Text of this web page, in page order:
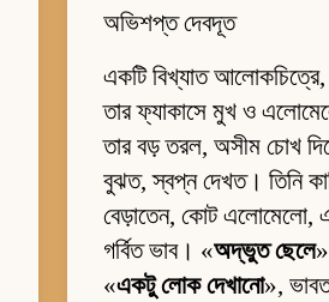
অভিশপ্ত দেবদূত
একটি বিখ্যাত
তার ফ্যাকাসে মুখ ও
তার বড় তরল, অসীম চোখ
বুঝত, স্বপ্ন দেখত। তিনি
বেড়াতেন, কোট এলোমেলো,
গর্বিত ভাব। «অদ্ভুত ছেলে
«একটু লোক দেখানো»,